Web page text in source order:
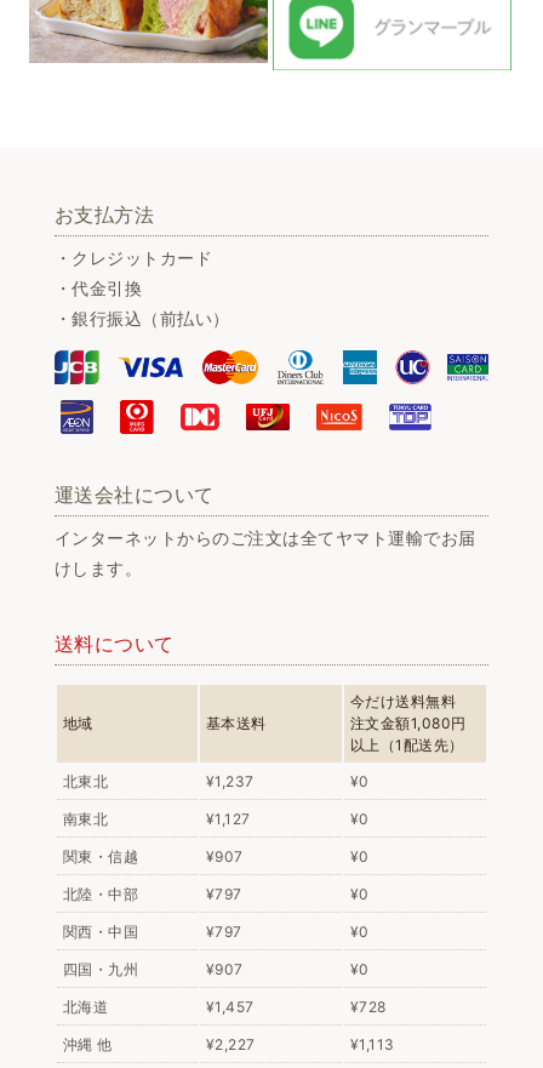
お支払方法
・クレジットカード
・代金引換
・銀行振込（前払い）
運送会社について
インターネットからのご注文は全てヤマト運輸でお届
けします。
送料について
地域 基本送料
今だけ送料無料
注文金額1,080円
以上（1配送先）
北東北
¥1,237 ¥0
南東北 ¥1,127 ¥0
関東・信越 ¥907 ¥0
北陸・中部 ¥797 ¥0
関西・中国 ¥797 ¥0
四国・九州 ¥907 ¥0
北海道 ¥1,457 ¥728
沖縄 他 ¥2,227 ¥1,113